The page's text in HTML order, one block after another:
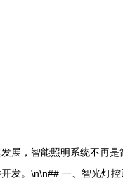
展，智能照明系统不再
发。\n\n## 一、智光灯